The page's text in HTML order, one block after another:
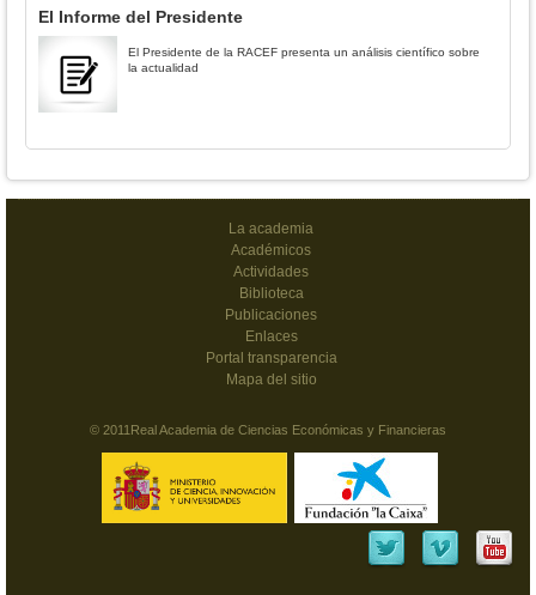
El Informe del Presidente
El Presidente de la RACEF presenta un análisis científico sobre
la actualidad
La academia
Académicos
Actividades
Biblioteca
Publicaciones
Enlaces
Portal transparencia
Mapa del sitio
© 2011Real Academia de Ciencias Económicas y Financieras